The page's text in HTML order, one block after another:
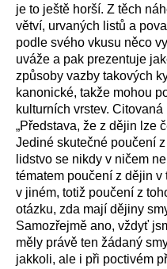
je to ještě horší. Z těch
větví, urvaných listů a
podle svého vkusu něco
uváže a pak prezentuje
způsoby vazby takových
kanonické, takže mohou
kulturních vrstev.
„Představa, že z dějin lze
Jediné skutečné poučení
lidstvo se nikdy v ničem
tématem poučení z dějin
v jiném, totiž poučení z
otázku, zda mají dějiny
Samozřejmě ano, vždyť
měly právě ten žádaný
jakkoli, ale i při poctivém